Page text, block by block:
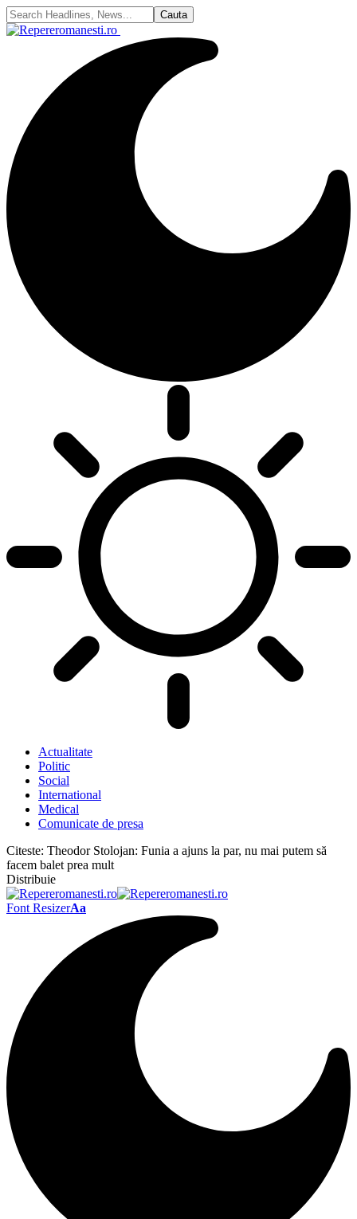
Actualitate
Politic
Social
International
Medical
Comunicate de presa
Citeste: Theodor Stolojan: Funia a ajuns la par, nu mai putem să
facem balet prea mult
Distribuie
Font ResizerAa